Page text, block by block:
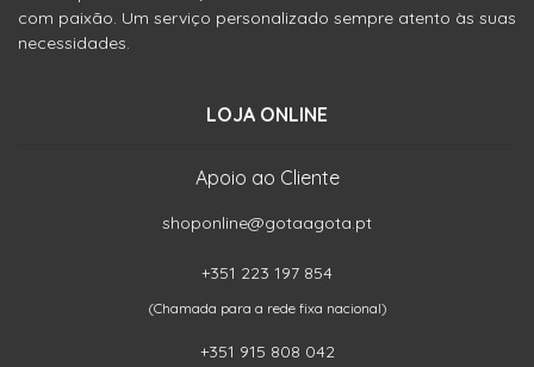
com paixão. Um serviço personalizado sempre atento às suas
necessidades.
LOJA ONLINE
Apoio ao Cliente
shoponline@gotaagota.pt
+351 223 197 854
(Chamada para a rede fixa nacional)
+351 915 808 042